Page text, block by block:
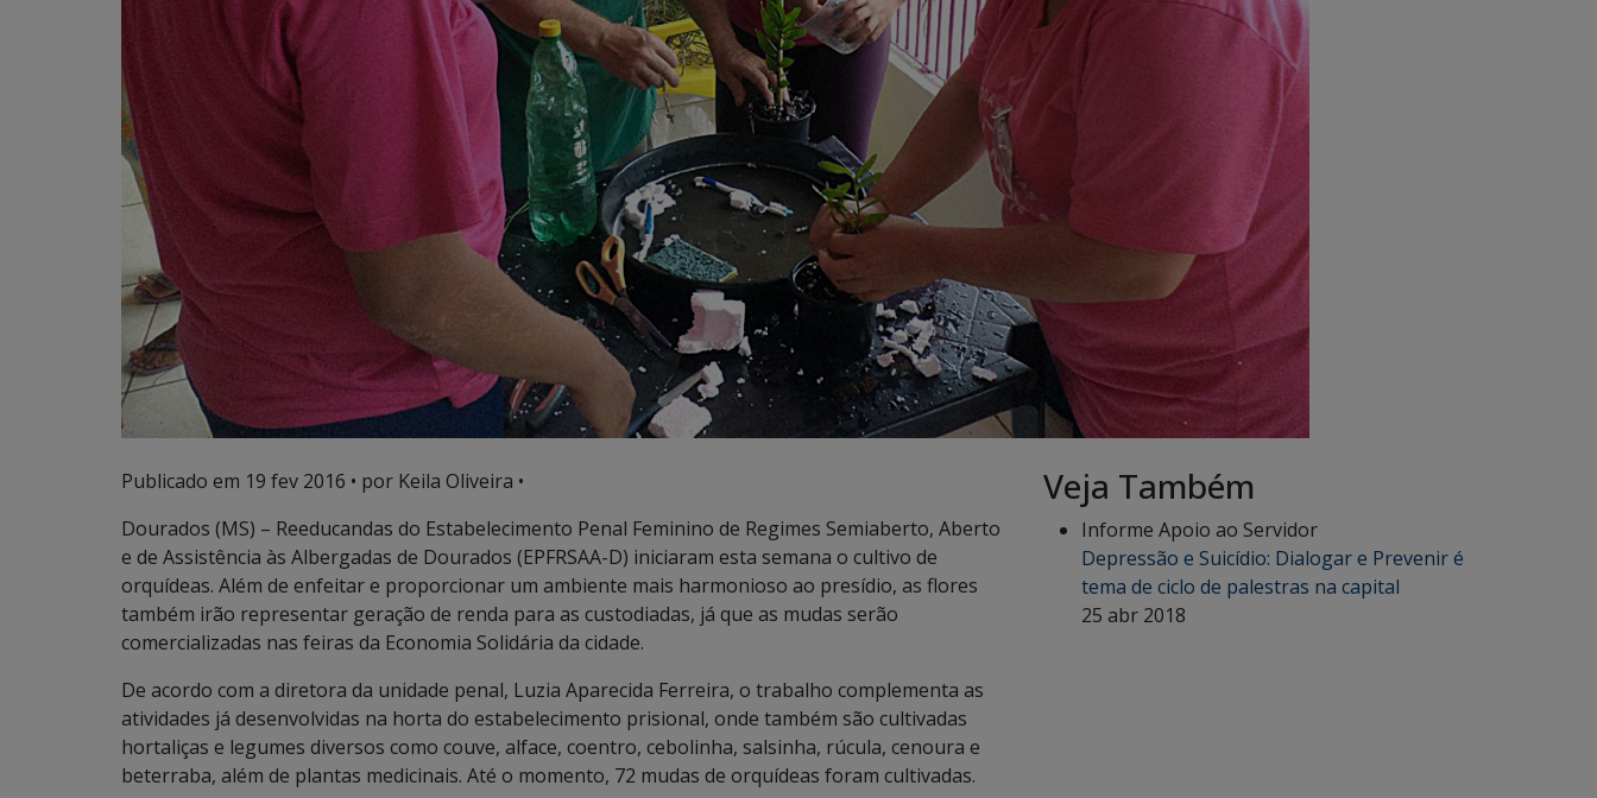
Publicado em 19 fev 2016 • por Keila Oliveira •
Dourados (MS) – Reeducandas do Estabelecimento Penal Feminino de Regimes Semiaberto, Aberto
e de Assistência às Albergadas de Dourados (EPFRSAA-D) iniciaram esta semana o cultivo de
orquídeas. Além de enfeitar e proporcionar um ambiente mais harmonioso ao presídio, as flores
também irão representar geração de renda para as custodiadas, já que as mudas serão
comercializadas nas feiras da Economia Solidária da cidade.
De acordo com a diretora da unidade penal, Luzia Aparecida Ferreira, o trabalho complementa as
atividades já desenvolvidas na horta do estabelecimento prisional, onde também são cultivadas
hortaliças e legumes diversos como couve, alface, coentro, cebolinha, salsinha, rúcula, cenoura e
beterraba, além de plantas medicinais. Até o momento, 72 mudas de orquídeas foram cultivadas.
Veja Também
Informe Apoio ao Servidor
Depressão e Suicídio: Dialogar e Prevenir é
tema de ciclo de palestras na capital
25 abr 2018